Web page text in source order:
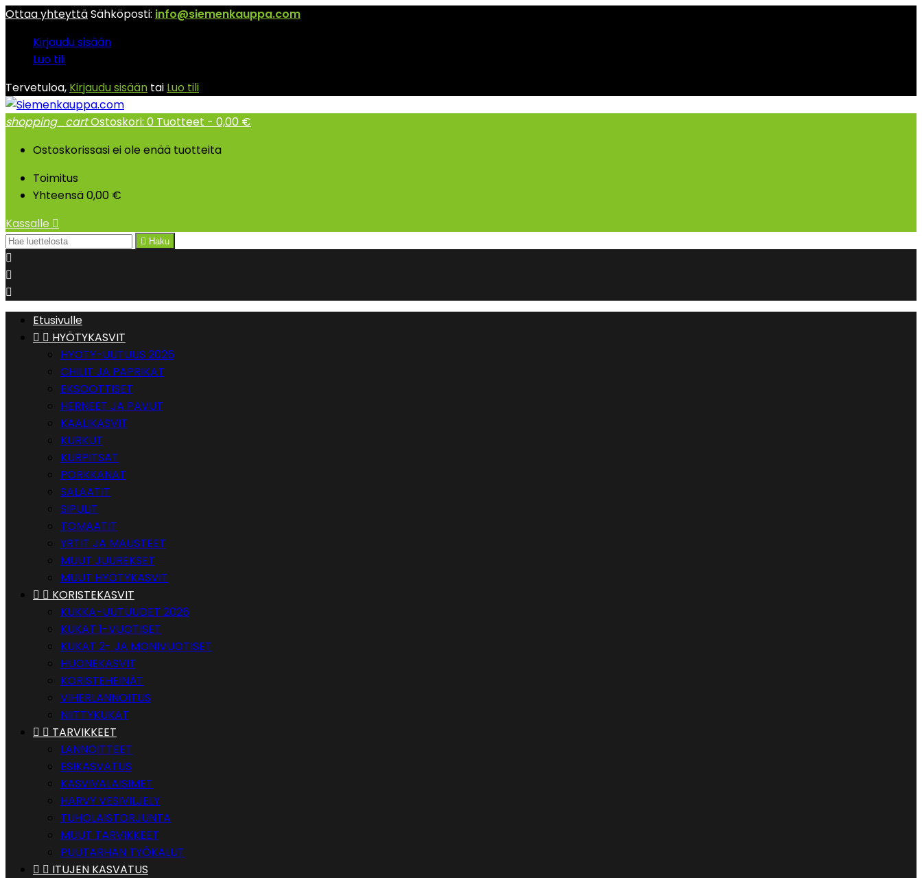
Ottaa yhteyttäSähköposti: info@siemenkauppa.com
Kirjaudu sisään
Luo tili
Tervetuloa, Kirjaudu sisään tai Luo tili
shopping_cartOstoskori: 0 Tuotteet - 0,00 €
Ostoskorissasi ei ole enää tuotteita
Toimitus
Yhteensä0,00 €
Kassalle 
 Haku



Etusivulle
  HYÖTYKASVIT
HYÖTY-UUTUUS 2026
CHILIT JA PAPRIKAT
EKSOOTTISET
HERNEET JA PAVUT
KAALIKASVIT
KURKUT
KURPITSAT
PORKKANAT
SALAATIT
SIPULIT
TOMAATIT
YRTIT JA MAUSTEET
MUUT JUUREKSET
MUUT HYÖTYKASVIT
  KORISTEKASVIT
KUKKA-UUTUUDET 2026
KUKAT 1-VUOTISET
KUKAT 2- JA MONIVUOTISET
HUONEKASVIT
KORISTEHEINÄT
VIHERLANNOITUS
NIITTYKUKAT
  TARVIKKEET
LANNOITTEET
ESIKASVATUS
KASVIVALAISIMET
HARVY VESIVILJELY
TUHOLAISTORJUNTA
MUUT TARVIKKEET
PUUTARHAN TYÖKALUT
  ITUJEN KASVATUS